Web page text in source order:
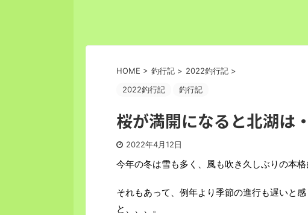
HOME > 釣行記 > 2022釣行記 >
2022釣行記
釣行記
桜が満開になると北湖は
2022年4月12日
今年の冬は雪も多く、風も吹き久しぶりの本格
それもあって、例年より季節の進行も遅いと
と、、、。